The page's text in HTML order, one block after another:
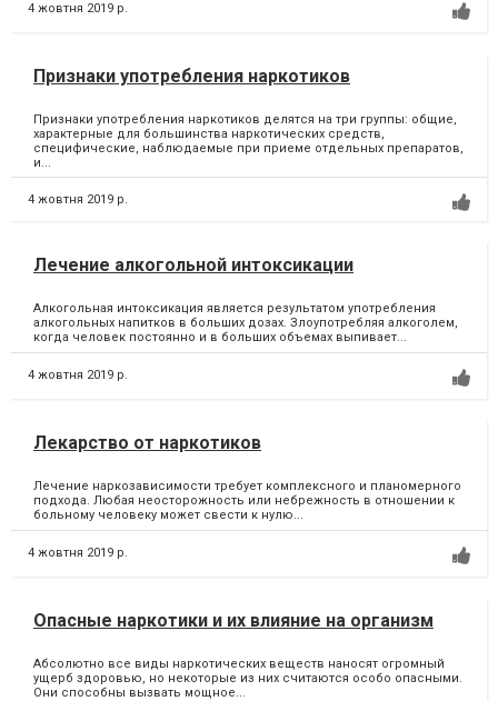
4 жовтня 2019 р.
Признаки употребления наркотиков
Признаки употребления наркотиков делятся на три группы: общие,
характерные для большинства наркотических средств,
специфические, наблюдаемые при приеме отдельных препаратов,
и...
4 жовтня 2019 р.
Лечение алкогольной интоксикации
Алкогольная интоксикация является результатом употребления
алкогольных напитков в больших дозах. Злоупотребляя алкоголем,
когда человек постоянно и в больших объемах выпивает...
4 жовтня 2019 р.
Лекарство от наркотиков
Лечение наркозависимости требует комплексного и планомерного
подхода. Любая неосторожность или небрежность в отношении к
больному человеку может свести к нулю...
4 жовтня 2019 р.
Опасные наркотики и их влияние на организм
Абсолютно все виды наркотических веществ наносят огромный
ущерб здоровью, но некоторые из них считаются особо опасными.
Они способны вызвать мощное...